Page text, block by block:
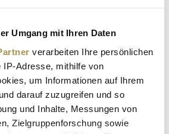
Umgang mit Ihren Daten
verarbeiten Ihre persönlichen
IP-Adresse, mithilfe von
um Informationen auf Ihrem
darauf zuzugreifen und so
und Inhalte, Messungen von
Zielgruppenforschung sowie